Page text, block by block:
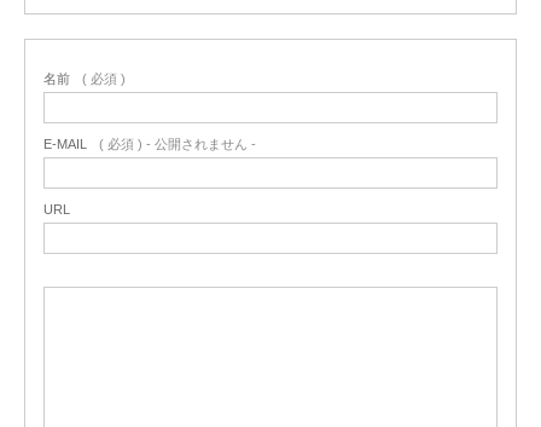
名前 ( 必須 )
E-MAIL ( 必須 ) - 公開されません -
URL